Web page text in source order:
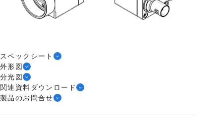
スペックシート
外形図
分光図
関連資料ダウンロード
製品のお問合せ